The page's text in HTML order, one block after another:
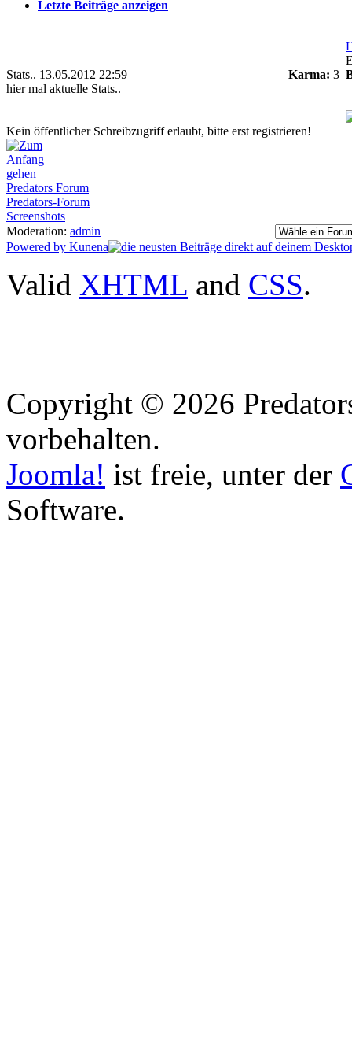
Letzte Beiträge anzeigen
Stats.. 13.05.2012 22:59 Karma: 3
hier mal aktuelle Stats..
Kein öffentlicher Schreibzugriff erlaubt, bitte erst registrieren!
Predators Forum
Predators-Forum
Screenshots
Moderation: admin
Powered by Kunena
Valid XHTML and CSS.
Copyright © 2026
vorbehalten.
Joomla! ist freie, unter der
Software.